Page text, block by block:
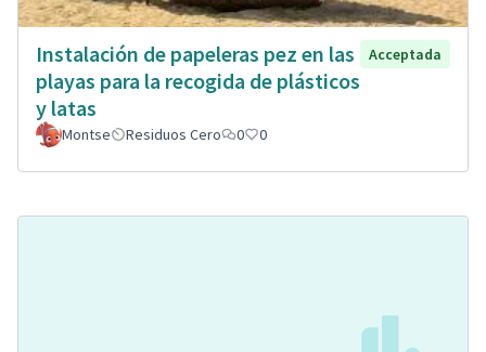
Instalación de papeleras pez en las
playas para la recogida de plásticos
y latas
Acceptada
Montse Residuos Cero 0 0